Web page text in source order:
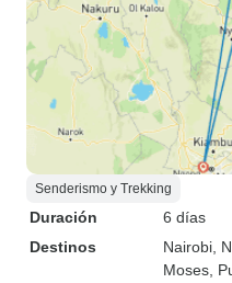
Senderismo y Trekking
Duración
6 días
Destinos
Nairobi ,
Moses ,